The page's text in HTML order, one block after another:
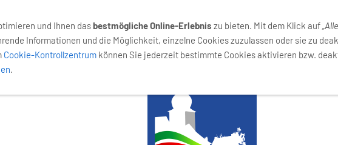
und Ihnen dasbestmögliche Online-Erlebnis zu bieten. Mit dem Klick auf
Informationen und die Möglichkeit, einzelne Cookies zuzulassen oder sie zu
Cookie-Kontrollzentrum können Sie jederzeit bestimmte Cookies aktivieren bzw.
.